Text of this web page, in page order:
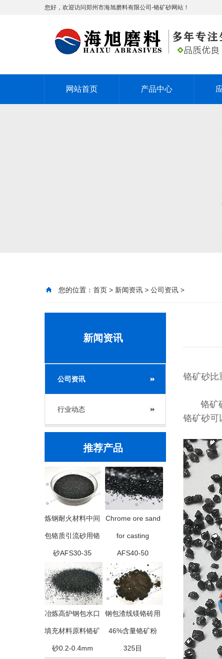
您好，欢迎访问郑州市海旭磨料有限公司-铬矿砂网站！
网站首页 产品中心
您的位置： 首页 > 新闻资讯 > 公司资讯 >
新闻资讯
公司资讯
行业动态
推荐产品
炼钢耐火材料中间
包铬质引流砂用铬
砂AFS30-35
Chrome ore sand
for casting
AFS40-50
冶炼高炉钢包水口
填充材料原料铬矿
砂0.2-0.4mm
钢包渣线镁铬砖用
46%含量铬矿粉
325目
铬矿砂比
铬矿砂
铬矿砂可